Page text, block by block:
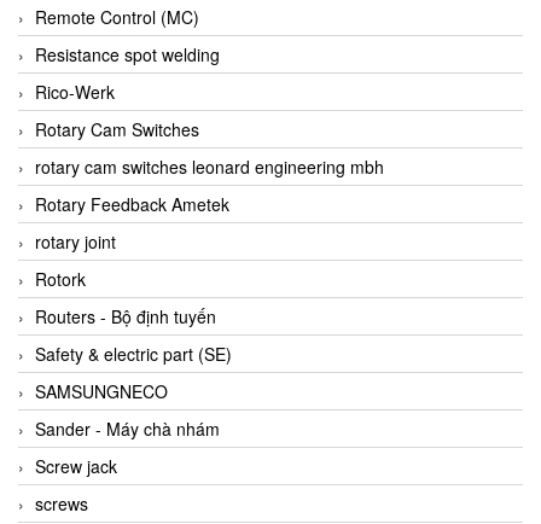
Bloom Engineering
Boneng
Bopp & Reuther Messtechnik
Bosch
Boydcorp
BRAUN Vietnam
Brinkmann Pumpen
BRONKHORST
Brook Instrument
Brooks Instrument Vietnam
Buhler
BURLING INSTRUMENTS
Burster
BUSCHJOST
Remote Control (MC)
Resistance spot welding
Rico-Werk
Rotary Cam Switches
rotary cam switches leonard engineering mbh
Rotary Feedback Ametek
rotary joint
Rotork
Routers - Bộ định tuyến
Safety & electric part (SE)
SAMSUNGNECO
Sander - Máy chà nhám
Screw jack
screws